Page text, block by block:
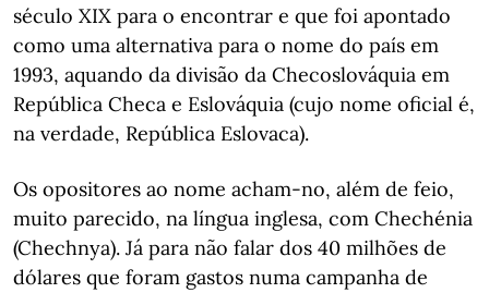
século XIX para o encontrar e que foi apontado
como uma alternativa para o nome do país em
1993, aquando da divisão da Checoslováquia em
República Checa e Eslováquia (cujo nome oficial é,
na verdade, República Eslovaca).
Os opositores ao nome acham-no, além de feio,
muito parecido, na língua inglesa, com Chechénia
(Chechnya). Já para não falar dos 40 milhões de
dólares que foram gastos numa campanha de